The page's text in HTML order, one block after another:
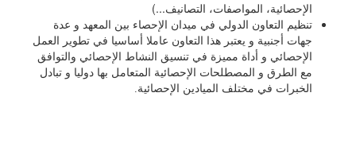
الإحصائية، المواصفات، التصانيف...)
تنظيم التعاون الدولي في ميدان الإحصاء بين المعهد و عدة
جهات أجنبية و يعتبر هذا التعاون عاملا أساسيا في تطوير العمل
الإحصائي و أداة مميزة في تنسيق النشاط الإحصائي والتوافق
مع الطرق و المصطلحات الإحصائية المتعامل بها دوليا و تبادل
الخبرات في مختلف الميادين الإحصائية.